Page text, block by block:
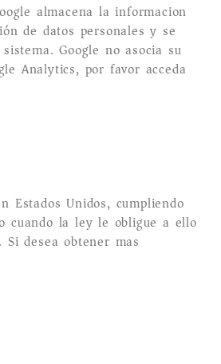
almacena la informacion
de datos personales y se
Google no asocia su
Analytics, por favor acceda
Estados Unidos, cumpliendo
cuando la ley le obligue a ello
desea obtener mas